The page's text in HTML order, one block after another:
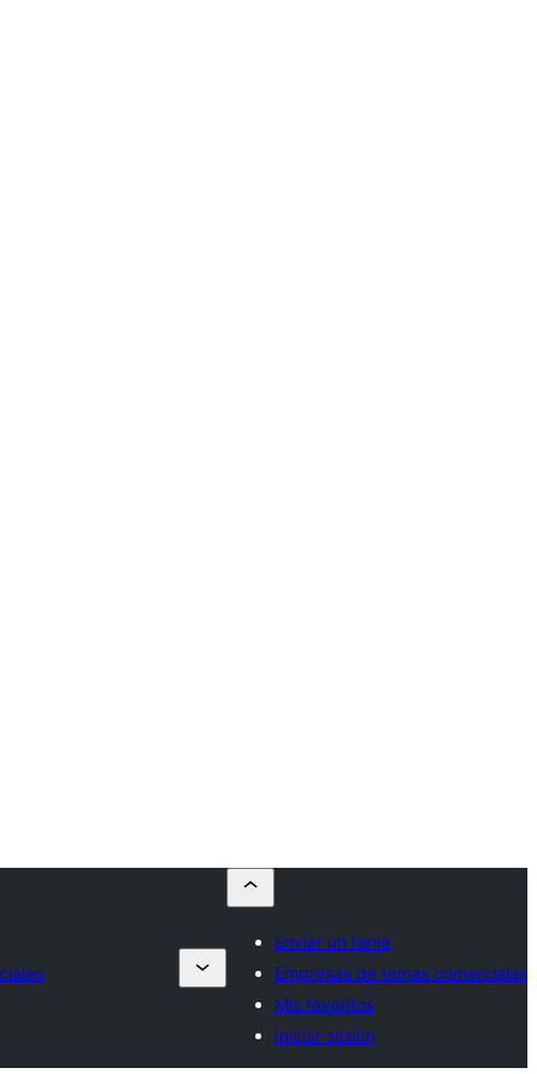
Enviar un tema
Empresas de temas comerciales
Mis favoritos
Iniciar sesión